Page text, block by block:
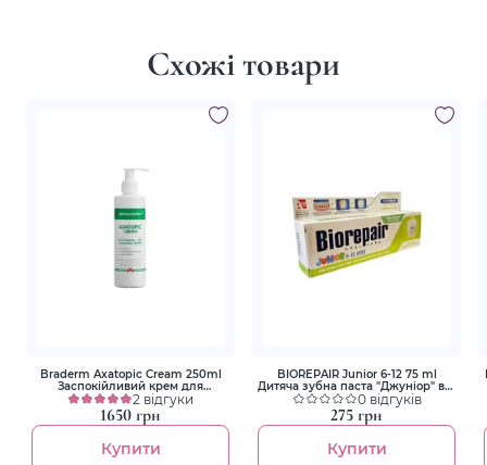
Схожі товари
Braderm Axatopic Cream 250ml
Заспокійливий крем для
атопічної шкіри
2 відгуки
1650 грн
Купити
BIOREPAIR Junior 6-12 75 ml
Дитяча зубна паста "Джуніор" від
6 до 12 років
0 відгуків
275 грн
Купити